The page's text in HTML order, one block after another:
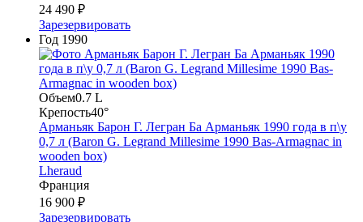
24 490 ₽
Зарезервировать
Год 1990
Объем0.7 L
Крепость40°
Арманьяк Барон Г. Легран Ба Арманьяк 1990 года в п\у
0,7 л (Baron G. Legrand Millesime 1990 Bas-Armagnac in
wooden box)
Lheraud
Франция
16 900 ₽
Зарезервировать